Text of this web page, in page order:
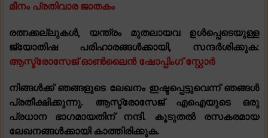
മീനം പ്രതിവാര ജാതകം
രത്നക്കല്ലുകൾ, യന്ത്രം മുതലായവ ഉൾപ്പെടെയുള്ള
ജ്യോതിഷ പരിഹാരങ്ങൾക്കായി, സന്ദർശിക്കുക:
ആസ്ട്രോസേജ് ഓൺലൈൻ ഷോപ്പിംഗ് സ്റ്റോർ
നിങ്ങൾക്ക് ഞങ്ങളുടെ ലേഖനം ഇഷ്ടപ്പെട്ടുവെന്ന് ഞങ്ങൾ
പ്രതീക്ഷിക്കുന്നു. ആസ്ട്രോസേജ് എഐയുടെ ഒരു
പ്രധാന ഭാഗമായതിന് നന്ദി. കൂടുതൽ രസകരമായ
ലേഖനങ്ങൾക്കായി കാത്തിരിക്കുക.